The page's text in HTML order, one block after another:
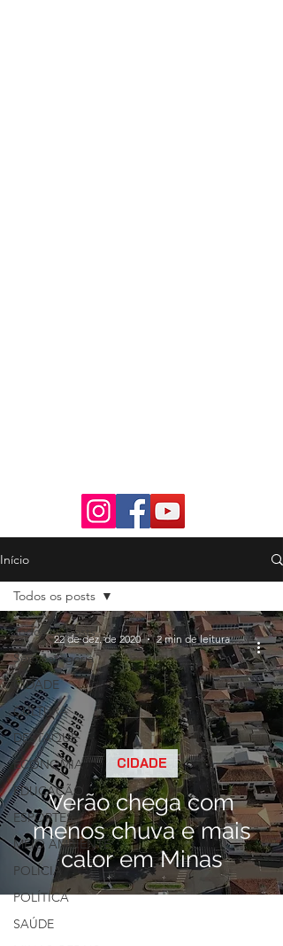
Início
Todos os posts
Sem categoria
CIDADE
CULTURA
DESTAQUE
ECONOMIA
EDUCAÇÃO
ESPORTES
MEIO AMBIENTE
POLÍCIA
POLÍTICA
SAÚDE
Todos os posts
Verão chega com
menos chuva e mais
calor em Minas
CIDADE
22 de dez. de 2020 2 min de leitura